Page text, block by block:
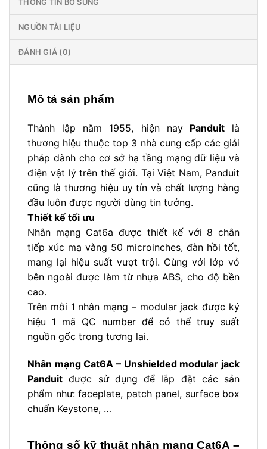
THÔNG TIN BỔ SUNG
NGUỒN TÀI LIỆU
ĐÁNH GIÁ (0)
Mô tả sản phẩm
Thành lập năm 1955, hiện nayPanduitlà
thương hiệu thuộc top 3 nhà cung cấp các giải
pháp dành cho cơ sở hạ tầng mạng dữ liệu và
điện vật lý trên thế giới. Tại Việt Nam, Panduit
cũng là thương hiệu uy tín và chất lượng hàng
đầu luôn được người dùng tin tưởng.
Thiết kế tối ưu
Nhân mạng Cat6a được thiết kế với 8 chân
tiếp xúc mạ vàng 50 microinches, đàn hồi tốt,
mang lại hiệu suất vượt trội. Cùng với lớp vỏ
bên ngoài được làm từ nhựa ABS, cho độ bền
cao.
Trên mỗi 1 nhân mạng – modular jack được ký
hiệu 1 mã QC number để có thể truy suất
nguồn gốc trong tương lai.
Nhân mạng Cat6A – Unshielded modular jack
Panduit được sử dụng để lắp đặt các sản
phẩm như: faceplate, patch panel, surface box
chuẩn Keystone, …
Thông số kỹ thuật nhân mạng Cat6A –